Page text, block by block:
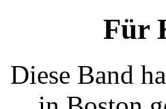
Für
Diese Band